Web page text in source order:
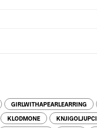
GIRLWITHAPEARLEARRING
KLODMONE KNJIGOLJUPCI